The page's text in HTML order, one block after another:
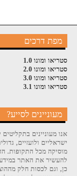
מפת דרכים
סטריאו ומונו 1.0
סטריאו ומונו 2.0
סטריאו ומונו 3.0
סטריאו ומונו 3.1
מעוניינים לסייע?
אנו מעוניינים
ישראליים ולועזיים,
מוסיקה מכל התקופות.
להעשיר את האתר
כן, וגם לכסות חלק